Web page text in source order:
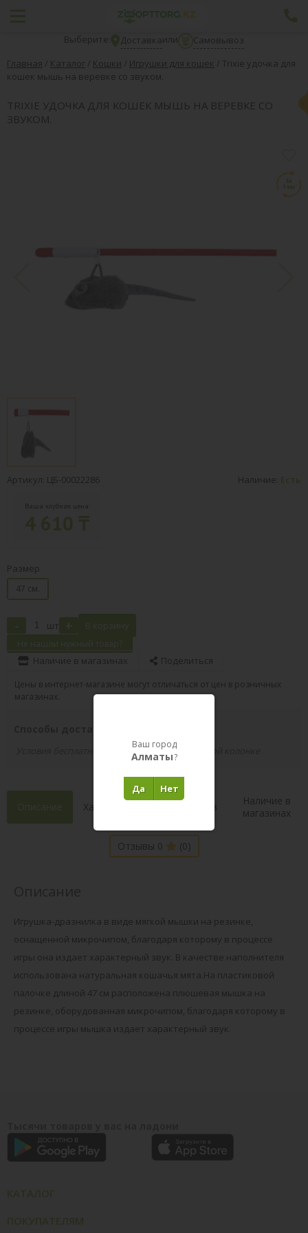
Выберите: Доставкаили
Самовывоз
Главная / Каталог / Кошки / Игрушки для кошек / Trixie удочка для
кошек мышь на веревке со звуком.
TRIXIE УДОЧКА ДЛЯ КОШЕК МЫШЬ НА ВЕРЕВКЕ СО
ЗВУКОМ.
Артикул: ЦБ-00022286 Наличие: Есть
Ваша клубная цена:
Размер
47 см.
- шт + В корзину
Не нашли нужный товар?
Наличие в магазинах Поделиться
Цены в интернет-магазине могут отличаться от цен в розничных
магазинах.
Условия бесплатной доставки указаны в правой колонке
Описание Характеристики Состав
Наличие в
магазинах
Отзывы 0 (0)
Игрушка-дразнилка в виде мягкой мышки на резинке,
оснащенной микрочипом, благодаря которому в процессе
игры она издает характерный звук. В качестве наполнителя
использована натуральная кошачья мята.На пластиковой
палочке длиной 47 см расположена плюшевая мышка на
резинке, оборудованная микрочипом, благодаря которому в
процессе игры мышка издает характерный звук.
Ваш город
Алматы?
Нет
Да